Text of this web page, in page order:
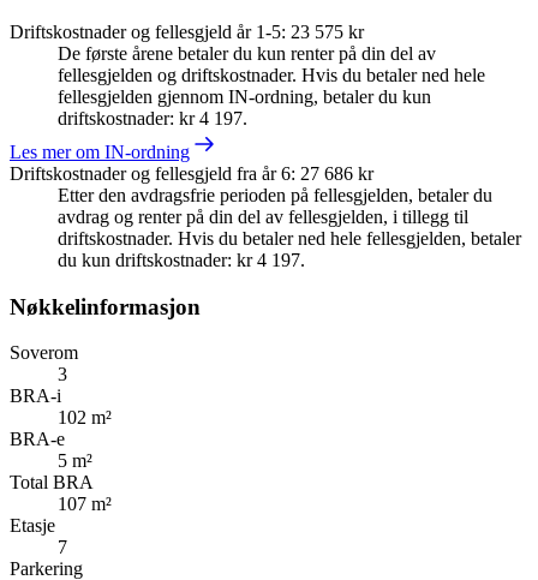
Driftskostnader og fellesgjeld år 1-5: 23 575 kr
De første årene betaler du kun renter på din del av
fellesgjelden og driftskostnader. Hvis du betaler ned hele
fellesgjelden gjennom IN-ordning, betaler du kun
driftskostnader: kr 4 197.
Les mer om IN-ordning
Driftskostnader og fellesgjeld fra år 6: 27 686 kr
Etter den avdragsfrie perioden på fellesgjelden, betaler du
avdrag og renter på din del av fellesgjelden, i tillegg til
driftskostnader. Hvis du betaler ned hele fellesgjelden, betaler
du kun driftskostnader: kr 4 197.
Nøkkelinformasjon
Soverom
3
BRA-i
102 m²
BRA-e
5 m²
Total BRA
107 m²
Etasje
7
Parkering